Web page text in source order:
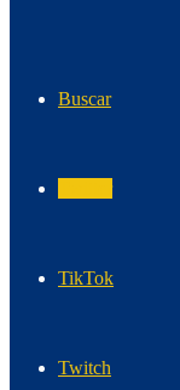
Buscar
TikTok
Twitch